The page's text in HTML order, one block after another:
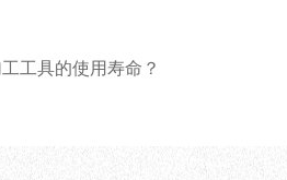
工具的使用寿命？